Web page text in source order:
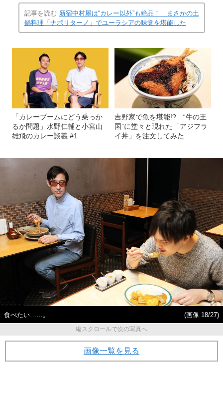
記事を読む 新宿中村屋は“カレー以外”も絶品！ まさかの土
鍋料理「ナポリターノ」でユーラシアの味覚を堪能した
「カレーブームにどう乗っか
るか問題」水野仁輔と小宮山
雄飛のカレー談義 #1
吉野家で魚を堪能!? “牛の王
国”に堂々と現れた「アジフラ
イ丼」を注文してみた
食べたい……。
(画像 18/27)
縦スクロールで次の写真へ
画像一覧を見る